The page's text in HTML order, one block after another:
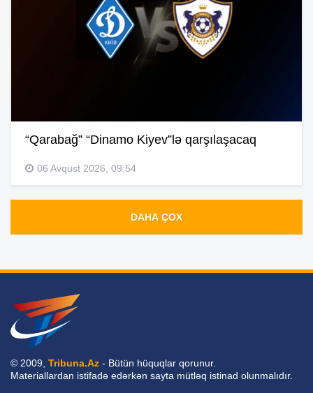
“Qarabağ” “Dinamo Kiyev”lə qarşılaşacaq
06 Avqust 2026, 09:54
DAHA ÇOX
© 2009, Tribuna.Az - Bütün hüquqlar qorunur.
Materiallardan istifadə edərkən sayta mütləq istinad olunmalıdır.